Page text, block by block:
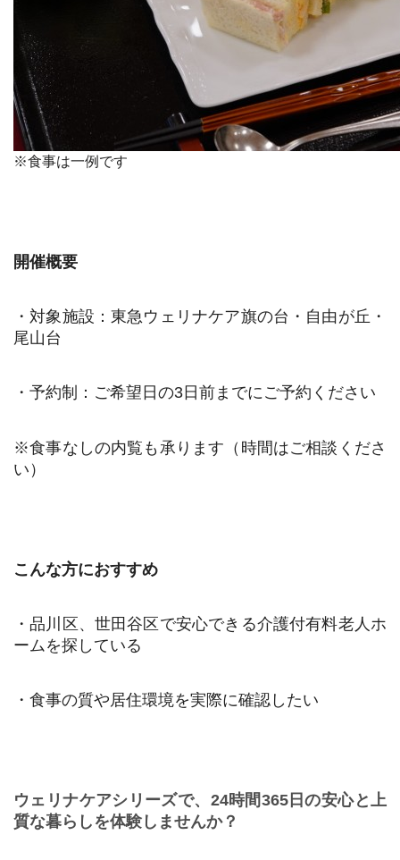
※食事は一例です
開催概要
・対象施設：東急ウェリナケア旗の台・自由が丘・
尾山台
・予約制：ご希望日の3日前までにご予約ください
※食事なしの内覧も承ります（時間はご相談くださ
い）
こんな方におすすめ
・品川区、世田谷区で安心できる介護付有料老人ホ
ームを探している
・食事の質や居住環境を実際に確認したい
ウェリナケアシリーズで、24時間365日の安心と上
質な暮らしを体験しませんか？